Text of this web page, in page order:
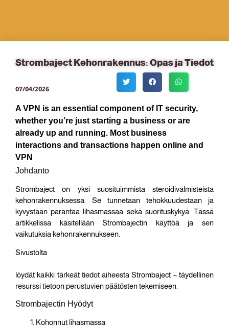
Strombaject Kehonrakennus: Opas ja Tiedot
07/04/2026
A VPN is an essential component of IT security,
whether you’re just starting a business or are
already up and running. Most business
interactions and transactions happen online and
VPN
Johdanto
Strombaject on yksi suosituimmista steroidivalmisteista
kehonrakennuksessa. Se tunnetaan tehokkuudestaan ja
kyvystään parantaa lihasmassaa sekä suorituskykyä. Tässä
artikkelissa käsitellään Strombajectin käyttöä ja sen
vaikutuksia kehonrakennukseen.
Sivustolta
löydät kaikki tärkeät tiedot aiheesta Strombaject – täydellinen
resurssi tietoon perustuvien päätösten tekemiseen.
Strombajectin Hyödyt
Kohonnut lihasmassa